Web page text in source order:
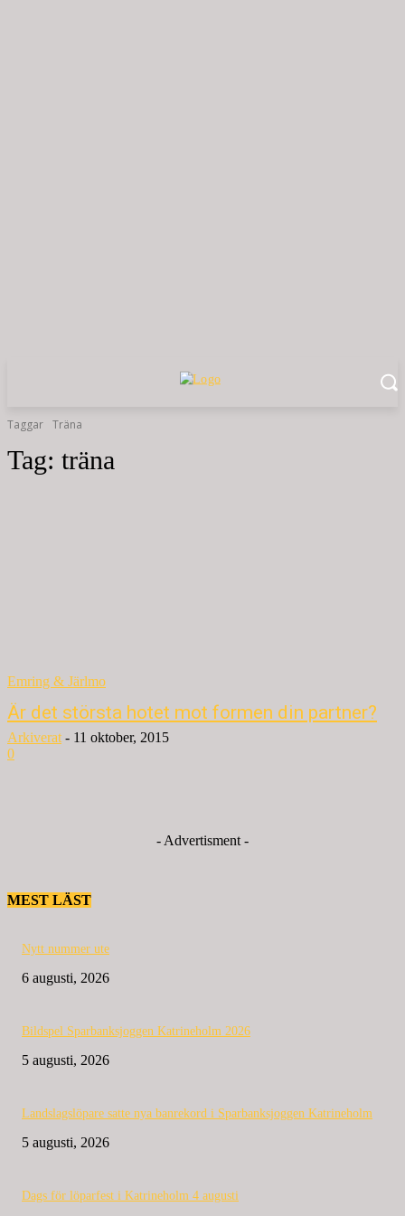
Taggar Träna
Tag: träna
Emring & Järlmo
Är det största hotet mot formen din partner?
Arkiverat - 11 oktober, 2015
0
- Advertisment -
MEST LÄST
Nytt nummer ute
6 augusti, 2026
Bildspel Sparbanksjoggen Katrineholm 2026
5 augusti, 2026
Landslagslöpare satte nya banrekord i Sparbanksjoggen Katrineholm
5 augusti, 2026
Dags för löparfest i Katrineholm 4 augusti